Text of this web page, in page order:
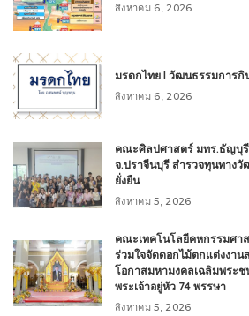
สิงหาคม 6, 2026
มรดกไทย l วัฒนธรรมการกิ
สิงหาคม 6, 2026
คณะศิลปศาสตร์ มทร.ธัญบุ
จ.ปราจีนบุรี สำรวจทุนทางวั
ยั่งยืน
สิงหาคม 5, 2026
คณะเทคโนโลยีคหกรรมศา
ร่วมใจจัดดอกไม้ตกแต่งงาน
โอกาสมหามงคลเฉลิมพระ
พระเจ้าอยู่หัว 74 พรรษา
สิงหาคม 5, 2026